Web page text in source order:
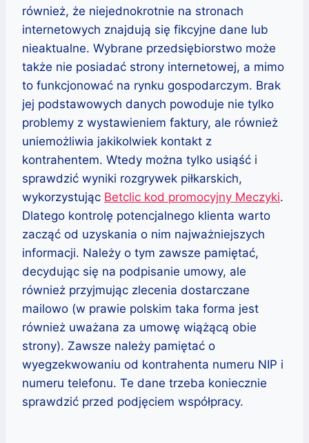
również, że niejednokrotnie na stronach
internetowych znajdują się fikcyjne dane lub
nieaktualne. Wybrane przedsiębiorstwo może
także nie posiadać strony internetowej, a mimo
to funkcjonować na rynku gospodarczym. Brak
jej podstawowych danych powoduje nie tylko
problemy z wystawieniem faktury, ale również
uniemożliwia jakikolwiek kontakt z
kontrahentem. Wtedy można tylko usiąść i
sprawdzić wyniki rozgrywek piłkarskich,
wykorzystując Betclic kod promocyjny Meczyki.
Dlatego kontrolę potencjalnego klienta warto
zacząć od uzyskania o nim najważniejszych
informacji. Należy o tym zawsze pamiętać,
decydując się na podpisanie umowy, ale
również przyjmując zlecenia dostarczane
mailowo (w prawie polskim taka forma jest
również uważana za umowę wiążącą obie
strony). Zawsze należy pamiętać o
wyegzekwowaniu od kontrahenta numeru NIP i
numeru telefonu. Te dane trzeba koniecznie
sprawdzić przed podjęciem współpracy.